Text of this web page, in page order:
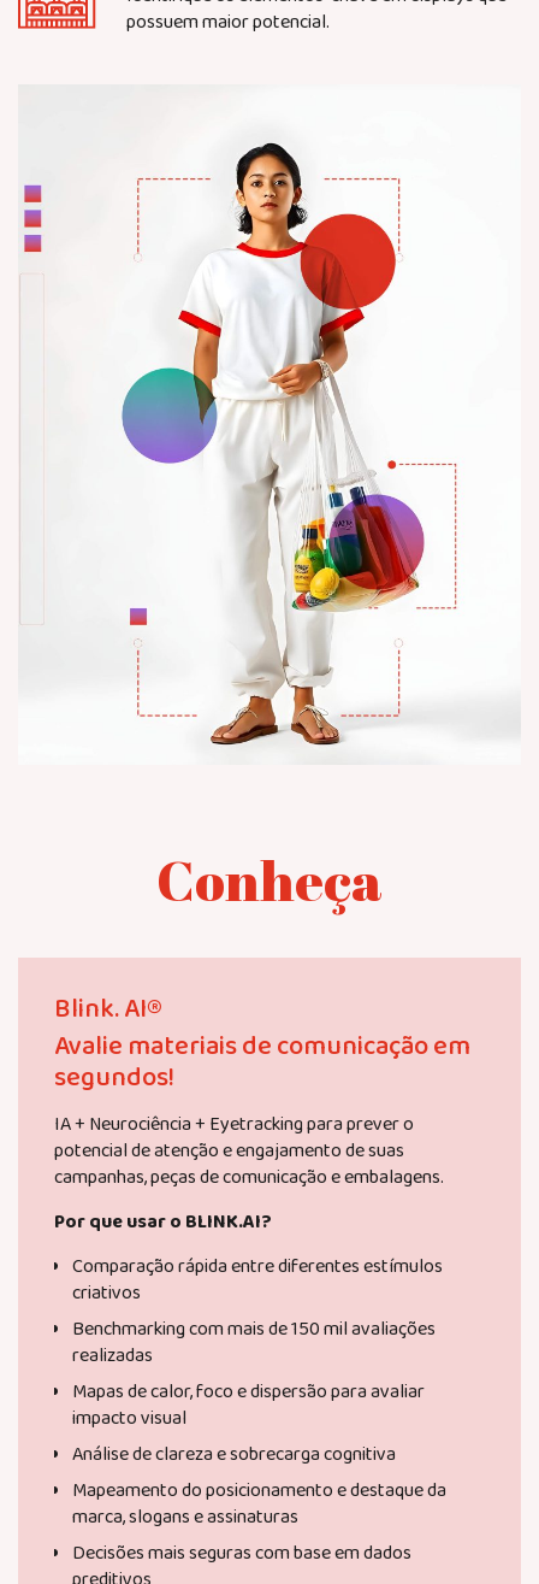
possuem maior potencial.
Conheça
Blink. AI®
Avalie materiais de comunicação em
segundos!
IA + Neurociência + Eyetracking para prever o
potencial de atenção e engajamento de suas
campanhas, peças de comunicação e embalagens.
Por que usar o BLINK.AI?
Comparação rápida entre diferentes estímulos
criativos
Benchmarking com mais de 150 mil avaliações
realizadas
Mapas de calor, foco e dispersão para avaliar
impacto visual
Análise de clareza e sobrecarga cognitiva
Mapeamento do posicionamento e destaque da
marca, slogans e assinaturas
Decisões mais seguras com base em dados